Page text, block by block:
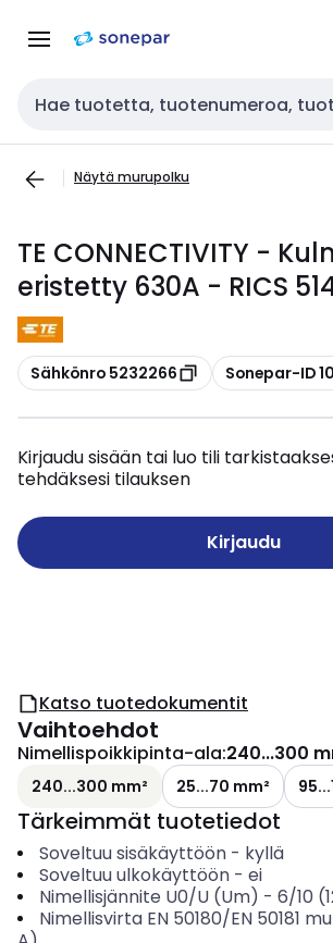
navigointiinsisältöön
Haku
Näytä murupolku
TE CONNECTIVITY -
eristetty 630A - RICS
Kopioi
Sähkönro 5232266 Kopioi
Sonepar-ID
Kirjaudu sisään tai luo tili
tehdäksesi tilauksen
Kirjaudu
Katso tuotedokumentit
Vaihtoehdot
Nimellispoikkipinta-ala:240...300
240...300 mm² 25...70 mm²
Tärkeimmät tuotetiedot
Soveltuu sisäkäyttöön- kyllä
Soveltuu ulkokäyttöön- ei
Nimellisjännite U0/U (Um) - 6/10
Nimellisvirta EN 50180/EN 50181